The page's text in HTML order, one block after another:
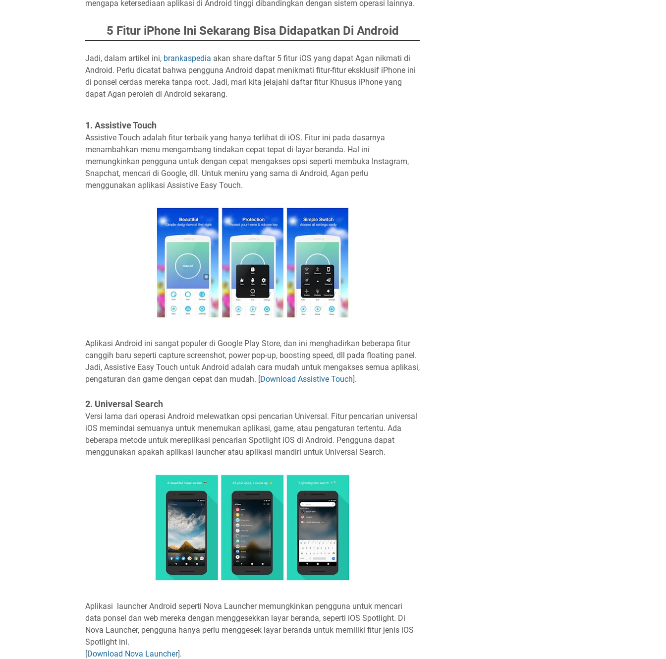
mengapa ketersediaan aplikasi di Android tinggi dibandingkan dengan sistem operasi lainnya.
5 Fitur iPhone Ini Sekarang Bisa Didapatkan Di Android
Jadi, dalam artikel ini, brankaspedia akan share daftar 5 fitur iOS yang dapat Agan nikmati di
Android. Perlu dicatat bahwa pengguna Android dapat menikmati fitur-fitur eksklusif iPhone ini
di ponsel cerdas mereka tanpa root. Jadi, mari kita jelajahi daftar fitur Khusus iPhone yang
dapat Agan peroleh di Android sekarang.
1. Assistive Touch
Assistive Touch adalah fitur terbaik yang hanya terlihat di iOS. Fitur ini pada dasarnya
menambahkan menu mengambang tindakan cepat tepat di layar beranda. Hal ini
memungkinkan pengguna untuk dengan cepat mengakses opsi seperti membuka Instagram,
Snapchat, mencari di Google, dll. Untuk meniru yang sama di Android, Agan perlu
menggunakan aplikasi Assistive Easy Touch.
Aplikasi Android ini sangat populer di Google Play Store, dan ini menghadirkan beberapa fitur
canggih baru seperti capture screenshot, power pop-up, boosting speed, dll pada floating panel.
Jadi, Assistive Easy Touch untuk Android adalah cara mudah untuk mengakses semua aplikasi,
pengaturan dan game dengan cepat dan mudah. [Download Assistive Touch].
2. Universal Search
Versi lama dari operasi Android melewatkan opsi pencarian Universal. Fitur pencarian universal
iOS memindai semuanya untuk menemukan aplikasi, game, atau pengaturan tertentu. Ada
beberapa metode untuk mereplikasi pencarian Spotlight iOS di Android. Pengguna dapat
menggunakan apakah aplikasi launcher atau aplikasi mandiri untuk Universal Search.
Aplikasi launcher Android seperti Nova Launcher memungkinkan pengguna untuk mencari
data ponsel dan web mereka dengan menggesekkan layar beranda, seperti iOS Spotlight. Di
Nova Launcher, pengguna hanya perlu menggesek layar beranda untuk memiliki fitur jenis iOS
Spotlight ini.
[Download Nova Launcher].